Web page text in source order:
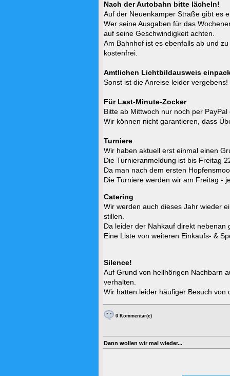
Nach der Autobahn bitte lächeln!
Auf der Neuenkamper Straße gibt es
Wer seine Ausgaben für das
auf seine Geschwindigkeit achten.
Am Bahnhof ist es ebenfalls ab und
kostenfrei.
Amtlichen Lichtbildausweis
Sonst ist die Anreise leider vergebens!
Für Last-Minute-Zocker
Bitte ab Mittwoch nur noch per
Wir können nicht garantieren, dass
Turniere
Wir haben aktuell erst einmal einen
Die Turnieranmeldung ist bis Freitag
Da man nach dem ersten
Die Turniere werden wir am Freitag -
Catering
Wir werden auch dieses Jahr wieder
stillen.
Da leider der Nahkauf direkt
Eine Liste von weiteren Einkaufs- &
Silence!
Auf Grund von hellhörigen Nachbarn
verhalten.
Wir hatten leider häufiger Besuch
0 Kommentar(e)
Dann wollen wir mal wieder...